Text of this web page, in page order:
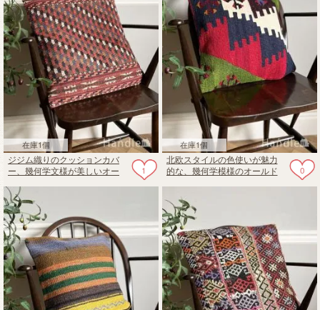
在庫1個
1
ジジム織りのクッションカバ
ー、幾何学文様が美しいオー
在庫1個
0
北欧スタイルの色使いが魅力
的な、幾何学模様のオールド